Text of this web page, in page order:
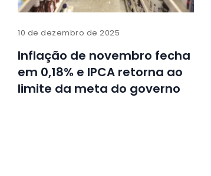
10 de dezembro de 2025
Inflação de novembro fecha
em 0,18% e IPCA retorna ao
limite da meta do governo